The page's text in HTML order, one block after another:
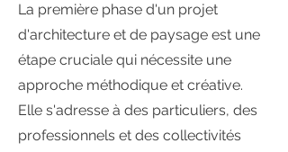
La première phase d'un projet
d'architecture et de paysage est une
étape cruciale qui nécessite une
approche méthodique et créative.
Elle s'adresse à des particuliers, des
professionnels et des collectivités